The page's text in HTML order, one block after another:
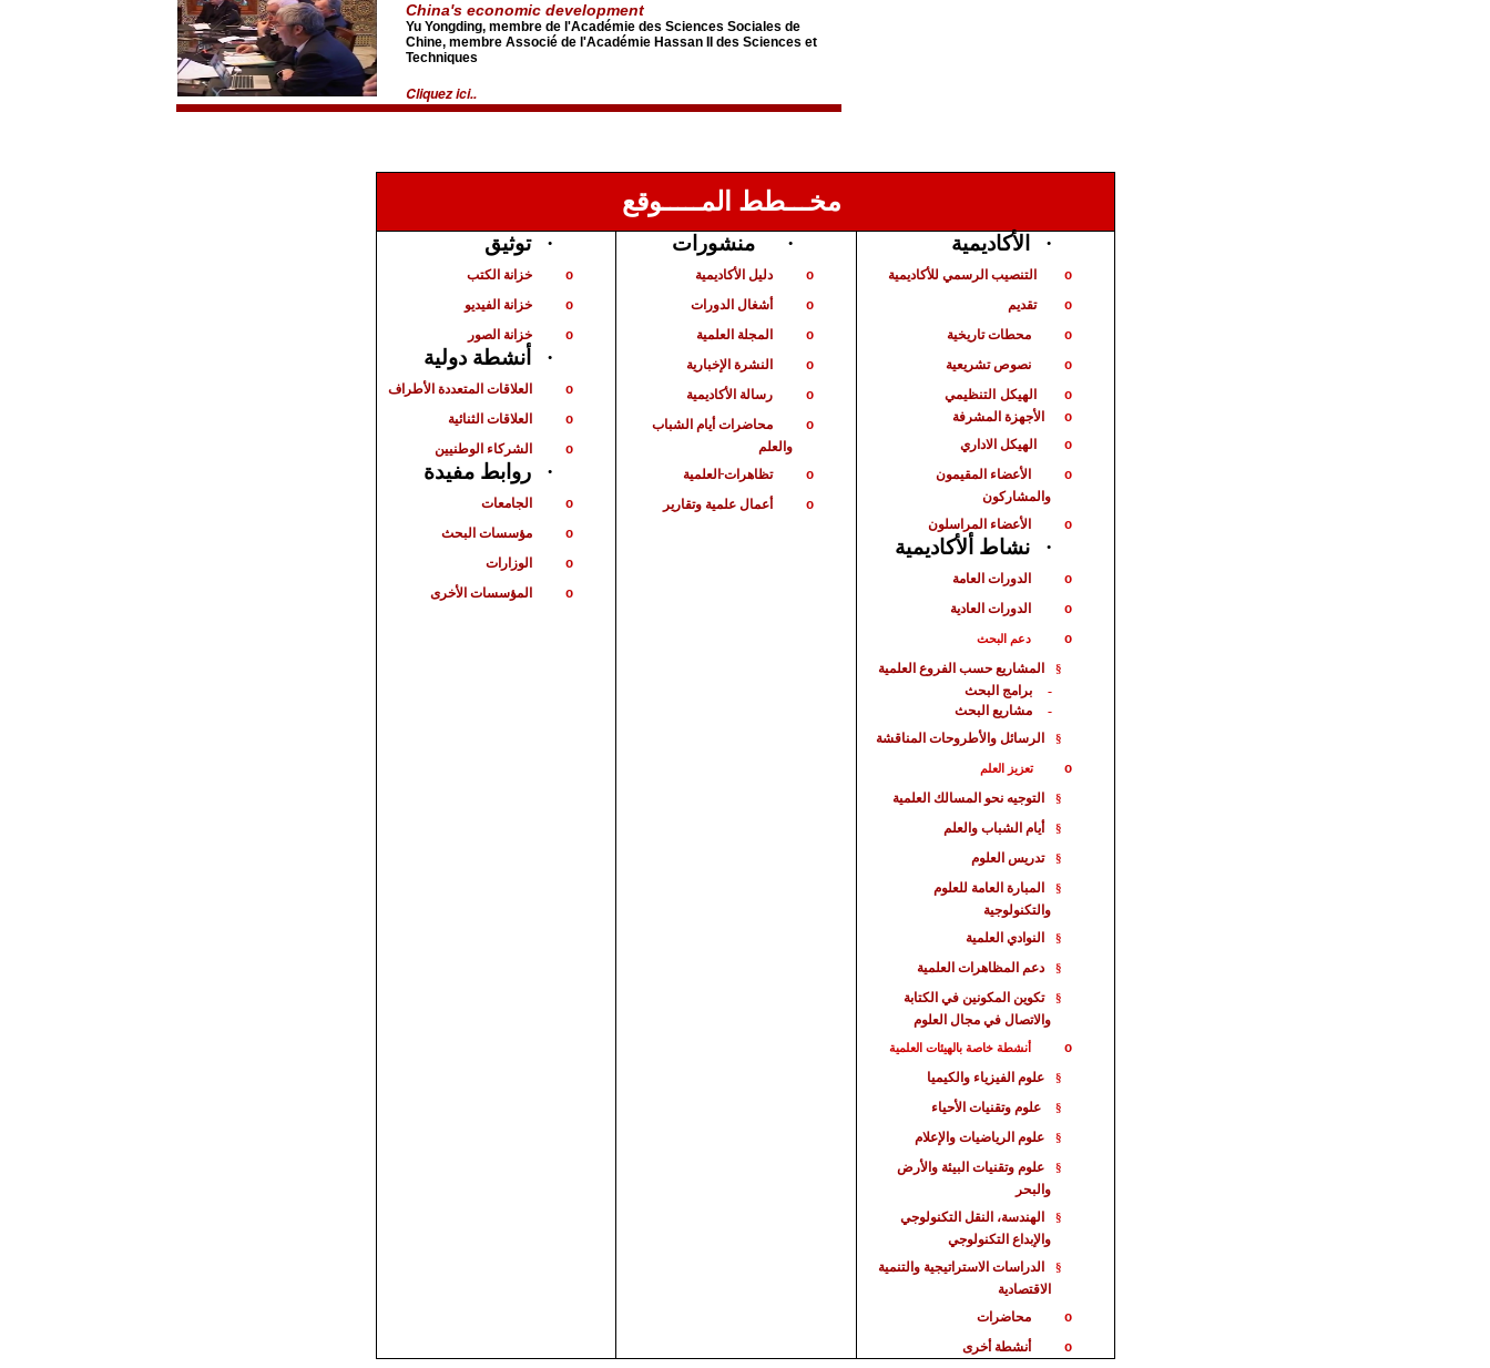
China's economic development
Yu Yongding, membre de l'Académie des Sciences Sociales de
Chine, membre Associé de l'Académie Hassan II des Sciences et
Techniques
Cliquez ici..
مخـــطط المـــــوقع
· توثيق
o خزانة الكتب
o خزانة الفيديو
o خزانة الصور
· أنشطة دولية
o العلاقات المتعددة الأطراف
o العلاقات الثنائية
o الشركاء الوطنيين
· روابط مفيدة
o الجامعات
o مؤسسات البحث
o الوزارات
o المؤسسات الأخرى
· منشورات
o دليل الأكاديمية
o أشغال الدورات
o المجلة العلمية
o النشرة الإخبارية
o رسالة الأكاديمية
o
محاضرات أيام الشباب
والعلم
o تظاهراتالعلمية
o أعمال علمية وتقارير
· الأكاديمية
o التنصيب الرسمي للأكاديمية
o تقديم
o محطات تاريخية
o نصوص تشريعية
o الهيكل التنظيمي
o الأجهزة المشرفة
o الهيكل الاداري
o
الأعضاء المقيمون
والمشاركون
o الأعضاء المراسلون
· نشاط ألأكاديمية
o الدورات العامة
o الدورات العادية
o دعم البحث
§ المشاريع حسب الفروع العلمية
- برامج البحث
- مشاريعالبحث
§ الرسائل والأطروحات المناقشة
o تعزيز العلم
§ التوجيه نحو المسالك العلمية
§ أيام الشباب والعلم
§ تدريس العلوم
§ المبارةالعامة للعلوم
والتكنولوجية
§ النوادي العلمية
§ دعم المظاهرات العلمية
§
تكوين المكونين في الكتابة
والاتصال في مجال العلوم
o أنشطة خاصة بالهيئات العلمية
§ علوم الفيزياء والكيميا
§ علوم وتقنيات الأحياء
§ علوم الرياضيات والإعلام
§
علوم وتقنيات البيئة والأرض
والبحر
§
الهندسة، النقل التكنولوجي
والإبداع التكنولوجي
§ الدراسات الاستراتيجية والتنمية
الاقتصادية
o محاضرات
o أنشطة أخرى